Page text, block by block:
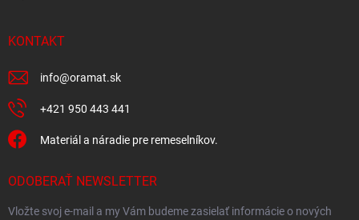
KONTAKT
info@oramat.sk
+421 950 443 441
Materiál a náradie pre remeselníkov.
ODOBERAŤ NEWSLETTER
Vložte svoj e-mail a my Vám budeme zasielať informácie o nových